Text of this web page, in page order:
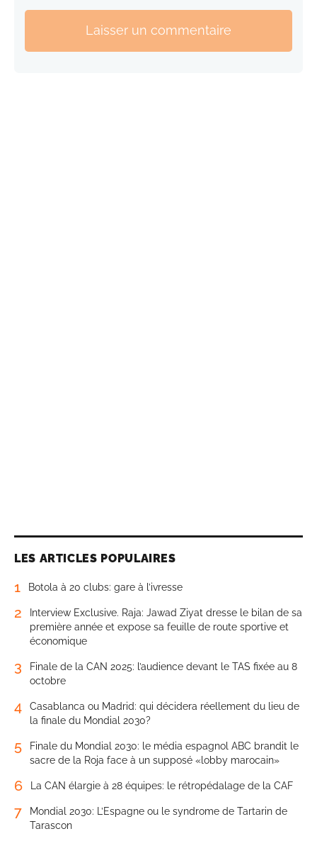
Laisser un commentaire
LES ARTICLES POPULAIRES
1 Botola à 20 clubs: gare à l’ivresse
2
Interview Exclusive. Raja: Jawad Ziyat dresse le bilan de sa
première année et expose sa feuille de route sportive et
économique
3
Finale de la CAN 2025: l’audience devant le TAS fixée au 8
octobre
4
Casablanca ou Madrid: qui décidera réellement du lieu de
la finale du Mondial 2030?
5
Finale du Mondial 2030: le média espagnol ABC brandit le
sacre de la Roja face à un supposé «lobby marocain»
6 La CAN élargie à 28 équipes: le rétropédalage de la CAF
7
Mondial 2030: L’Espagne ou le syndrome de Tartarin de
Tarascon